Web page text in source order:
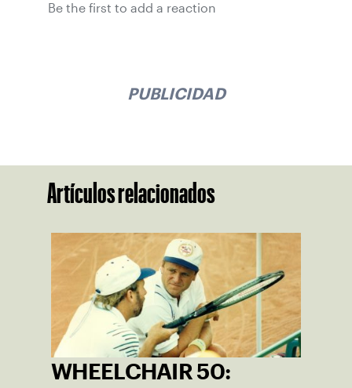
Be the first to add a reaction
PUBLICIDAD
Artículos relacionados
WHEELCHAIR 50: